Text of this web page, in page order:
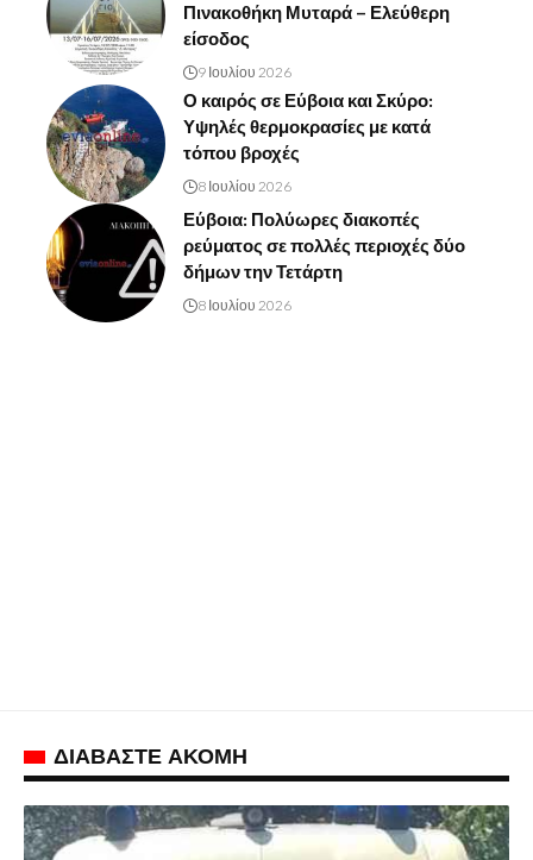
Πινακοθήκη Μυταρά – Ελεύθερη
είσοδος
9 Ιουλίου 2026
Ο καιρός σε Εύβοια και Σκύρο:
Υψηλές θερμοκρασίες με κατά
τόπου βροχές
8 Ιουλίου 2026
Εύβοια: Πολύωρες διακοπές
ρεύματος σε πολλές περιοχές δύο
δήμων την Τετάρτη
8 Ιουλίου 2026
ΔΙΑΒΑΣΤΕ ΑΚΟΜΗ